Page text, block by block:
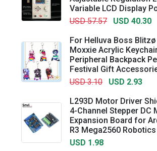
Variable LCD Display
USD 57.57
USD 40.30
For Helluva Boss
Moxxie Acrylic
Peripheral Backpack
Festival Gift
USD 3.10
USD 2.93
L293D Motor Driver
4-Channel Stepper DC
Expansion Board for
R3 Mega2560
USD 1.98